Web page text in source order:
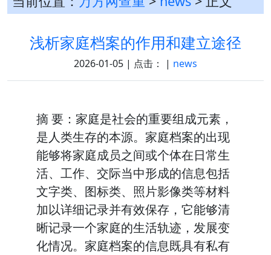
浅析家庭档案的作用和建立途径
2026-01-05 | 点击： | news
摘 要：家庭是社会的重要组成元素，
是人类生存的本源。家庭档案的出现
能够将家庭成员之间或个体在日常生
活、工作、交际当中形成的信息包括
文字类、图标类、照片影像类等材料
加以详细记录并有效保存，它能够清
晰记录一个家庭的生活轨迹，发展变
化情况。家庭档案的信息既具有私有